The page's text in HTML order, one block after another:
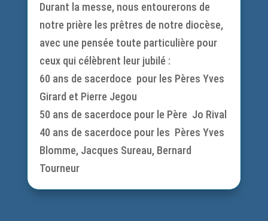
Durant la messe, nous entourerons de
notre prière les prêtres de notre diocèse,
avec une pensée toute particulière pour
ceux qui célèbrent leur jubilé :
60 ans de sacerdoce pour les Pères Yves
Girard et Pierre Jegou
50 ans de sacerdoce pour le Père Jo Rival
40 ans de sacerdoce pour les Pères Yves
Blomme, Jacques Sureau, Bernard
Tourneur